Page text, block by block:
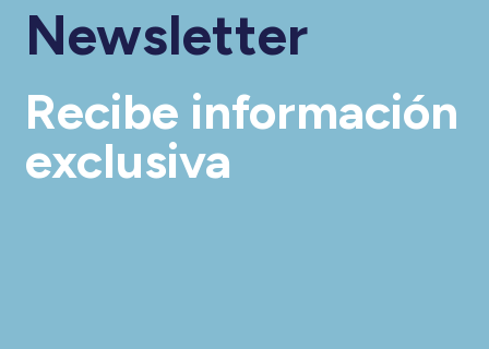
Newsletter
Recibe información
exclusiva